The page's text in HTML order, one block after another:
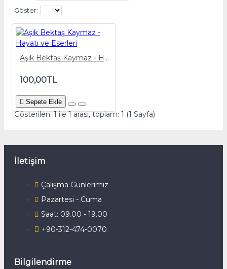
Göster:
Aşık Bektaş Kaymaz - Hayatı ve Eserleri
100,00TL
Sepete Ekle
Gösterilen: 1 ile 1 arası, toplam: 1 (1 Sayfa)
İletişim
Çalışma Günlerimiz
Pazartesi - Cuma
Saat: 09.00 - 19.00
+90-312-474-0070
Bilgilendirme